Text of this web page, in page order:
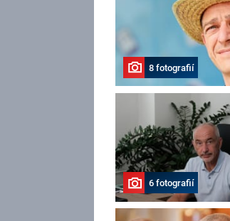
8 fotografií
6 fotografií